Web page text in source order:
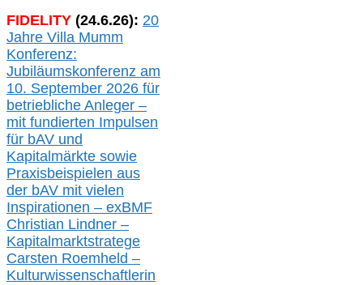
FIDELITY (24.6.26): 20
Jahre Villa Mumm
Konferenz:
Jubiläumskonferenz am
10. September 2026 für
betriebliche Anleger –
mit fundierten Impulsen
für bAV und
Kapitalmärkte sowie
Praxisbeispielen aus
der bAV mit vielen
Inspirationen – exBMF
Christian Lindner –
Kapitalmarktstratege
Carsten Roemheld –
Kulturwissenschaftlerin